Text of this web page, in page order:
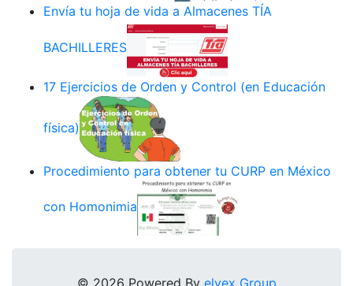
Envía tu hoja de vida a Almacenes TÍA
BACHILLERES
17 Ejercicios de Orden y Control (en Educación
física)
Procedimiento para obtener tu CURP en México
con Homonimia
© 2026 Powered By elyex Group